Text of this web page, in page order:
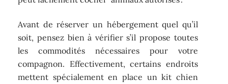
Avant de réserver un hébergement quel qu’il
soit, pensez bien à vérifier s’il propose toutes
les commodités nécessaires pour votre
compagnon. Effectivement, certains endroits
mettent spécialement en place un kit chien